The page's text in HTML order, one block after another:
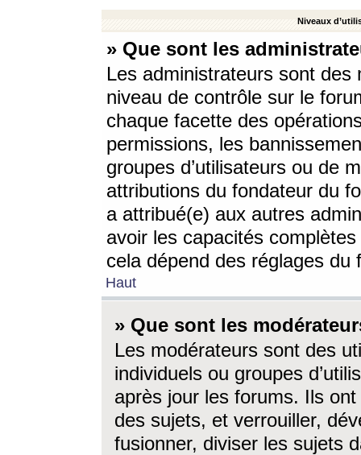
Niveaux
» Que sont les
Les administrateurs sont
niveau de contrôle sur le
chaque facette des
permissions, les
groupes d’utilisateurs ou de
attributions du fondateur du
a attribué(e) aux autres
avoir les capacités
cela dépend des réglages du
Haut
» Que sont les
Les modérateurs sont des
individuels ou groupes
après jour les forums. Ils ont
des sujets, et verrouiller,
fusionner, diviser les sujets